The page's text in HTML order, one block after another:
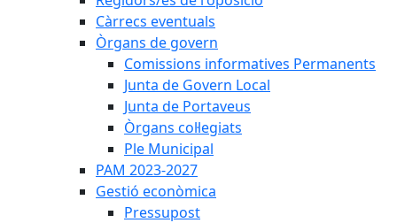
Càrrecs eventuals
Òrgans de govern
Comissions informatives Permanents
Junta de Govern Local
Junta de Portaveus
Òrgans col·legiats
Ple Municipal
PAM 2023-2027
Gestió econòmica
Pressupost